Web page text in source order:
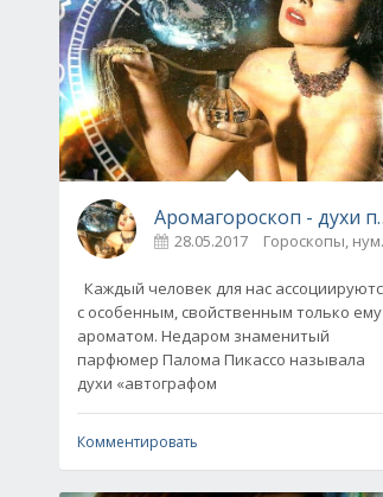
Аромагороскоп - духи
28.05.2017
Каждый человек для нас
с особенным, свойственным только ему
ароматом. Недаром знаменитый
парфюмер Палома Пикассо называла
духи «автографом
Комментировать